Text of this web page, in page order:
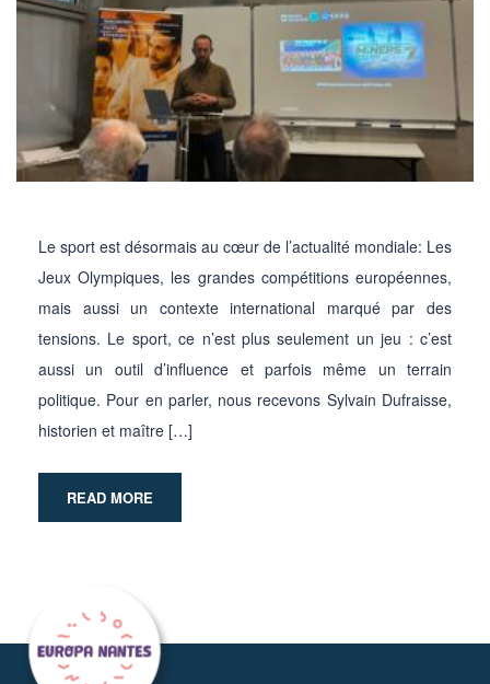
Le sport est désormais au cœur de l’actualité mondiale: Les
Jeux Olympiques, les grandes compétitions européennes,
mais aussi un contexte international marqué par des
tensions. Le sport, ce n’est plus seulement un jeu : c’est
aussi un outil d’influence et parfois même un terrain
politique. Pour en parler, nous recevons Sylvain Dufraisse,
historien et maître […]
READ MORE